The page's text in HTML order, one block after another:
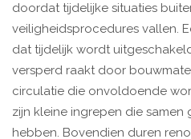
doordat tijdelijke situaties
veiligheidsprocedures vallen.
dat tijdelijk wordt
versperd raakt door
circulatie die onvoldoende
zijn kleine ingrepen die
hebben. Bovendien duren